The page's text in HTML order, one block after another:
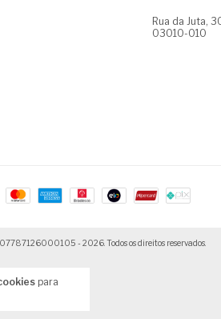
para
Rua da Juta,
03010-010
- 2026. Todos os direitos reservados.